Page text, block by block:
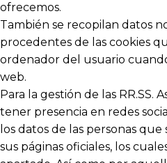
ofrecemos.
También se recopilan datos
procedentes de las cookies
ordenador del usuario
web.
Para la gestión de las RR.SS.
tener presencia en redes
los datos de las personas
sus páginas oficiales, los